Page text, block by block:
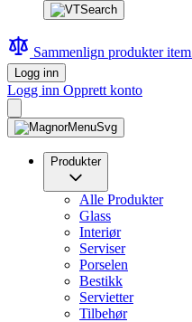
Sammenlign produkteritem
Logg inn
Logg inn Opprett konto
Produkter
Alle Produkter
Glass
Interiør
Serviser
Porselen
Bestikk
Servietter
Tilbehør